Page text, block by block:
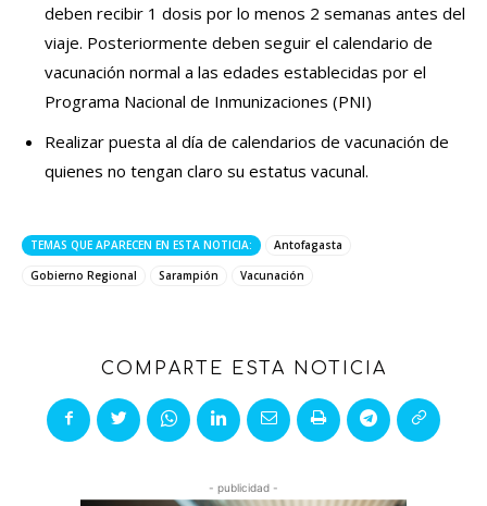
deben recibir 1 dosis por lo menos 2 semanas antes del
viaje. Posteriormente deben seguir el calendario de
vacunación normal a las edades establecidas por el
Programa Nacional de Inmunizaciones (PNI)
Realizar puesta al día de calendarios de vacunación de
quienes no tengan claro su estatus vacunal.
TEMAS QUE APARECEN EN ESTA NOTICIA:
Antofagasta
Gobierno Regional
Sarampión Vacunación
COMPARTE ESTA NOTICIA
- publicidad -